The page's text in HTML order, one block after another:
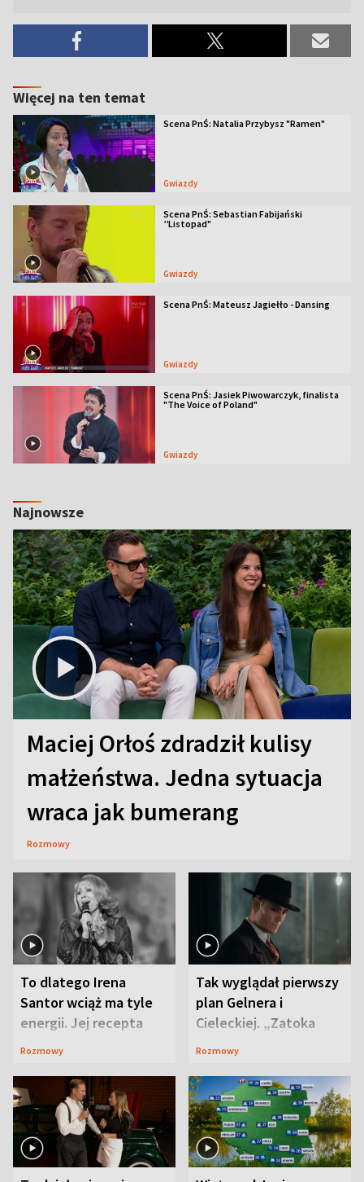
Więcej na ten temat
Scena PnŚ: Natalia Przybysz "Ramen"
Gwiazdy
Scena PnŚ: Sebastian Fabijański
’’Listopad"
Gwiazdy
Scena PnŚ: Mateusz Jagiełło - Dansing
Gwiazdy
Scena PnŚ: Jasiek Piwowarczyk, finalista
"The Voice of Poland"
Gwiazdy
Najnowsze
Maciej Orłoś zdradził kulisy
małżeństwa. Jedna sytuacja
wraca jak bumerang
Rozmowy
To dlatego Irena
Santor wciąż ma tyle
energii. Jej recepta
jest zaskakująco
Rozmowy
Tak wyglądał pierwszy
plan Gelnera i
Cieleckiej. „Zatoka
szpiegów” od razu ich
Rozmowy